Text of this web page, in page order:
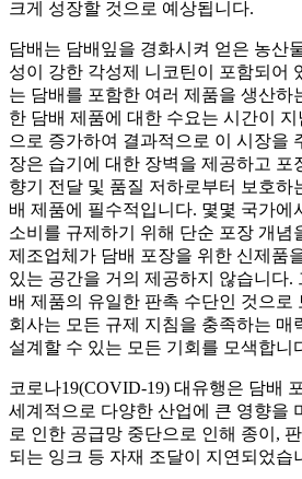
크게 성장할 것으로 예상됩니다.
담배는 담배잎을 경화시켜 얻은 농산
성이 강한 각성제 니코틴이 포함되어
는 담배를 포함한 여러 제품을 생산하
한 담배 제품에 대한 수요는 시간이
으로 증가하여 결과적으로 이 시장을
장은 습기에 대한 장벽을 제공하고 포
향기 전달 및 품질 저하로부터 보호하
배 제품에 필수적입니다. 몇몇 국가에
소비를 규제하기 위해 단순 포장 개념
제조업체가 담배 포장을 위한 신제품
있는 공간을 거의 제공하지 않습니다.
배 제품의 유일한 판촉 수단인 것으로
회사는 모든 규제 지침을 충족하는 매
설계할 수 있는 모든 기회를 모색합니
코로나19(COVID-19) 대유행은 담배
세계적으로 다양한 산업에 큰 영향을
로 인한 공급망 중단으로 인해 종이,
되는 잉크 등 자재 조달이 지연되었습